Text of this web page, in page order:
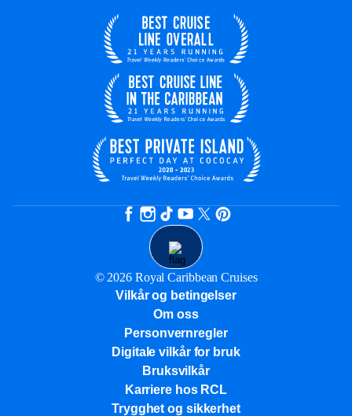
© 2026 Royal Caribbean Cruises
Vilkår og betingelser
Om oss
Personvernregler
Digitale vilkår for bruk
Bruksvilkår
Karriere hos RCL
Trygghet og sikkerhet​